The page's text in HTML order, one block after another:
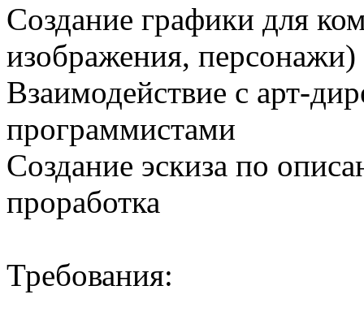
Создание графики для
изображения, персонажи)
Взаимодействие с арт-
программистами
Создание эскиза по
проработка
Требования: